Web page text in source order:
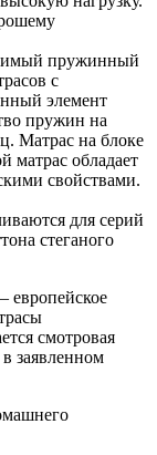
пружинный
с
элемент
пружин на
Матрас на блоке
матрас обладает
свойствами.
для серий
стеганого
европейское
смотровая
заявленном